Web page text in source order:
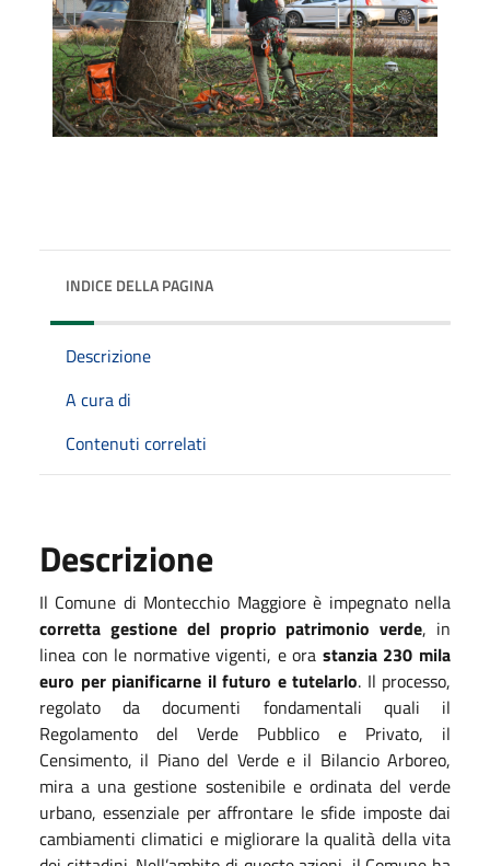
INDICE DELLA PAGINA
Descrizione
A cura di
Contenuti correlati
Descrizione
Il Comune di Montecchio Maggiore è impegnato nella
corretta gestione del proprio patrimonio verde, in
linea con le normative vigenti, e ora stanzia 230 mila
euro per pianificarne il futuro e tutelarlo. Il processo,
regolato da documenti fondamentali quali il
Regolamento del Verde Pubblico e Privato, il
Censimento, il Piano del Verde e il Bilancio Arboreo,
mira a una gestione sostenibile e ordinata del verde
urbano, essenziale per affrontare le sfide imposte dai
cambiamenti climatici e migliorare la qualità della vita